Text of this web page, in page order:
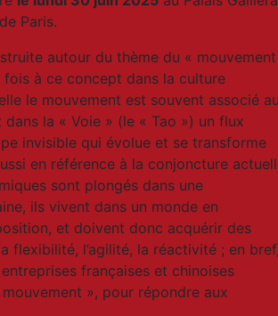
Paris.
autour du thème du « mouvement
fois à ce concept dans la culture
le mouvement est souvent associé
la « Voie » (le « Tao ») un flux
invisible qui évolue et se transforme
en référence à la conjoncture
sont plongés dans une
ils vivent dans un monde en
et doivent donc acquérir des
flexibilité, l’agilité, la réactivité ; en
françaises et chinoises
», pour répondre aux